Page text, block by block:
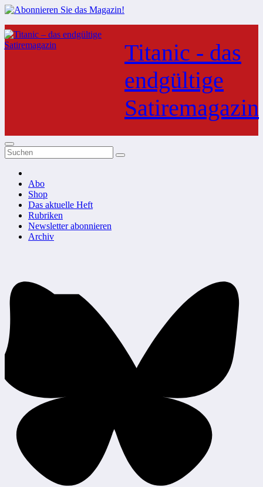
Zum
Inhalt
springen
Titanic - das
endgültige
Satiremagazin
Abo
Shop
Das aktuelle Heft
Rubriken
Newsletter abonnieren
Archiv